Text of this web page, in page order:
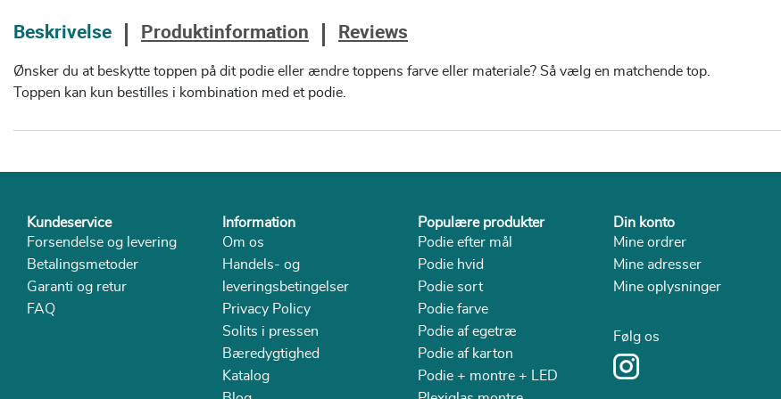
Beskrivelse Produktinformation Reviews
Ønsker du at beskytte toppen på dit podie eller ændre toppens farve eller materiale? Så vælg en matchende top.
Toppen kan kun bestilles i kombination med et podie.
Kundeservice
Forsendelse og levering
Betalingsmetoder
Garanti og retur
FAQ
Information
Om os
Handels- og
leveringsbetingelser
Privacy Policy
Solits i pressen
Bæredygtighed
Katalog
Populære produkter
Podie efter mål
Podie hvid
Podie sort
Podie farve
Podie af egetræ
Podie af karton
Podie + montre + LED
Din konto
Mine ordrer
Mine adresser
Mine oplysninger
Følg os